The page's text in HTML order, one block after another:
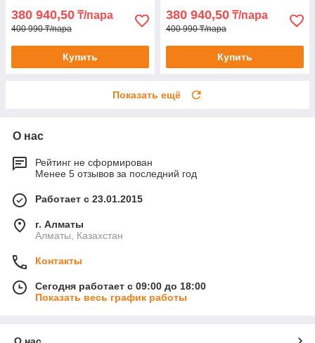
380 940,50 ₸/пара
400 990 ₸/пара
Купить
380 940,50 ₸/пара
400 990 ₸/пара
Купить
Показать ещё
О нас
Рейтинг не сформирован
Менее 5 отзывов за последний год
Работает с 23.01.2015
г. Алматы
Алматы, Казахстан
Контакты
Сегодня работает с 09:00 до 18:00
Показать весь график работы